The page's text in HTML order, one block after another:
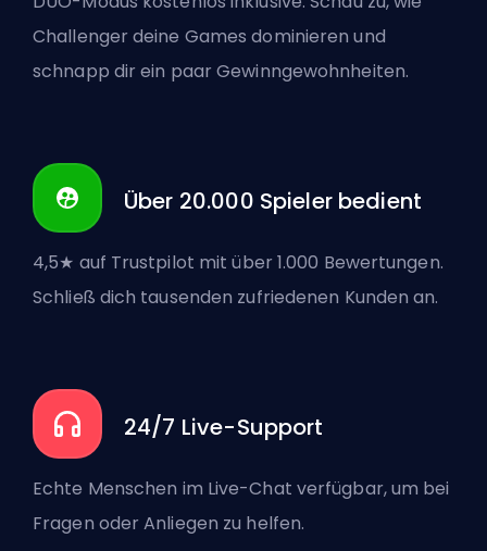
Challenger deine Games dominieren und
schnapp dir ein paar Gewinngewohnheiten.
Über 20.000 Spieler bedient
4,5★ auf Trustpilot mit über 1.000 Bewertungen.
Schließ dich tausenden zufriedenen Kunden an.
24/7 Live-Support
Echte Menschen im Live-Chat verfügbar, um bei
Fragen oder Anliegen zu helfen.